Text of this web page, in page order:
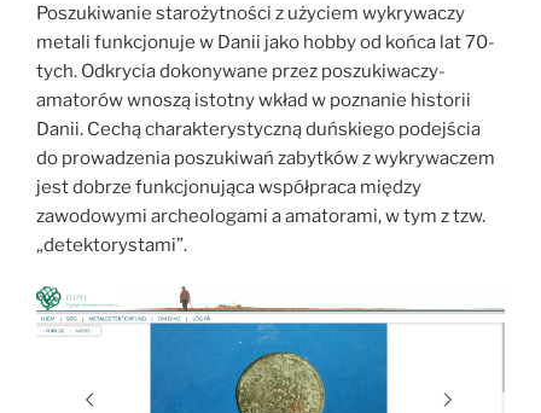
Poszukiwanie starożytności z użyciem wykrywaczy
metali funkcjonuje w Danii jako hobby od końca lat 70-
tych. Odkrycia dokonywane przez poszukiwaczy-
amatorów wnoszą istotny wkład w poznanie historii
Danii. Cechą charakterystyczną duńskiego podejścia
do prowadzenia poszukiwań zabytków z wykrywaczem
jest dobrze funkcjonująca współpraca między
zawodowymi archeologami a amatorami, w tym z tzw.
„detektorystami”.